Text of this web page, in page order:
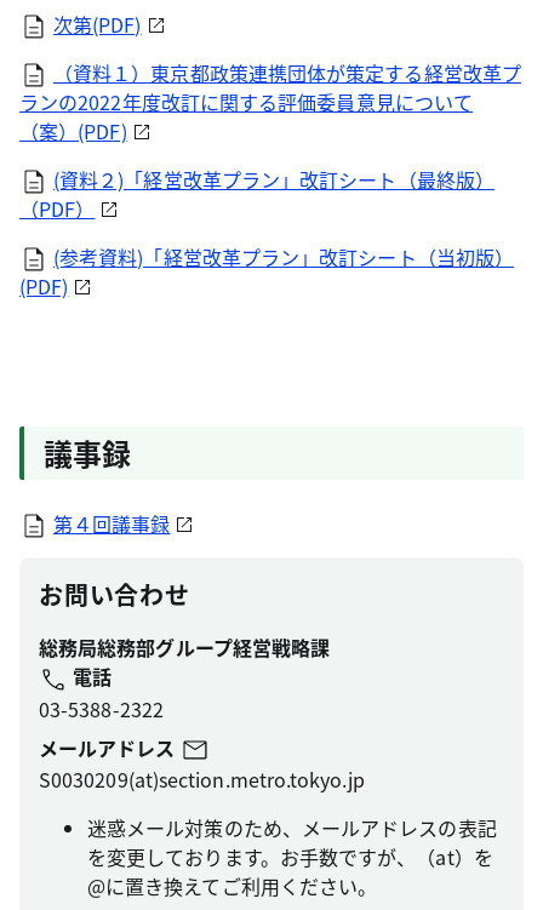
次第(PDF)
（資料１）東京都政策連携団体が策定する経営改革プ
ランの2022年度改訂に関する評価委員意見について
（案）(PDF)
(資料２)「経営改革プラン」改訂シート（最終版）
（PDF）
(参考資料)「経営改革プラン」改訂シート（当初版）
(PDF)
議事録
第４回議事録
お問い合わせ
総務局総務部グループ経営戦略課
電話
03-5388-2322
メールアドレス
S0030209(at)section.metro.tokyo.jp
迷惑メール対策のため、メールアドレスの表記
を変更しております。お手数ですが、（at）を
@に置き換えてご利用ください。